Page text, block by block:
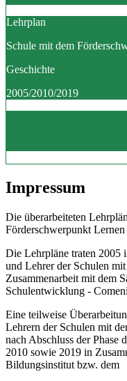
Lehrplan
Schule mit dem
Geschichte
2005/2010/2019
Impressum
Die überarbeiteten
Förderschwerpunkt
Die Lehrpläne traten 2005
und Lehrer der Schulen
Zusammenarbeit mit dem
Schulentwicklung -
Eine teilweise
Lehrern der Schulen mit
nach Abschluss der Phase
2010 sowie 2019 in
Bildungsinstitut bzw. dem